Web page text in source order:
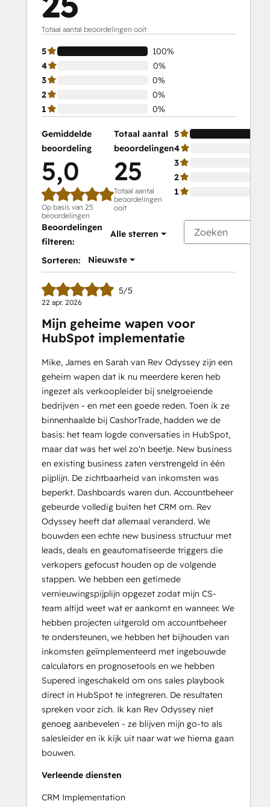
Totaal aantal beoordelingen ooit
5
100%
4
0%
3
0%
2
0%
1
0%
Gemiddelde
beoordeling
5,0
Op basis van 25
beoordelingen
Totaal aantal
beoordelingen
25
Totaal aantal
beoordelingen
ooit
5
4
3
2
1
Beoordelingen
filteren:
Alle sterren
Sorteren: Nieuwste
5/5
22 apr. 2026
Mijn geheime wapen voor
HubSpot implementatie
Mike, James en Sarah van Rev Odyssey zijn een
geheim wapen dat ik nu meerdere keren heb
ingezet als verkoopleider bij snelgroeiende
bedrijven - en met een goede reden. Toen ik ze
binnenhaalde bij CashorTrade, hadden we de
basis: het team logde conversaties in HubSpot,
maar dat was het wel zo'n beetje. New business
en existing business zaten verstrengeld in één
pijplijn. De zichtbaarheid van inkomsten was
beperkt. Dashboards waren dun. Accountbeheer
gebeurde volledig buiten het CRM om. Rev
Odyssey heeft dat allemaal veranderd. We
bouwden een echte new business structuur met
leads, deals en geautomatiseerde triggers die
verkopers gefocust houden op de volgende
stappen. We hebben een getimede
vernieuwingspijplijn opgezet zodat mijn CS-
team altijd weet wat er aankomt en wanneer. We
hebben projecten uitgerold om accountbeheer
te ondersteunen, we hebben het bijhouden van
inkomsten geïmplementeerd met ingebouwde
calculators en prognosetools en we hebben
Supered ingeschakeld om ons sales playbook
direct in HubSpot te integreren. De resultaten
spreken voor zich. Ik kan Rev Odyssey niet
genoeg aanbevelen - ze blijven mijn go-to als
salesleider en ik kijk uit naar wat we hierna gaan
bouwen.
Verleende diensten
CRM Implementation